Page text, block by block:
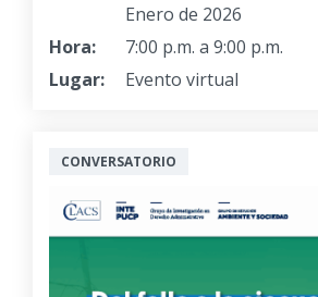
Enero de 2026
Hora:
7:00 p.m. a 9:00 p.m.
Lugar:
Evento virtual
CONVERSATORIO